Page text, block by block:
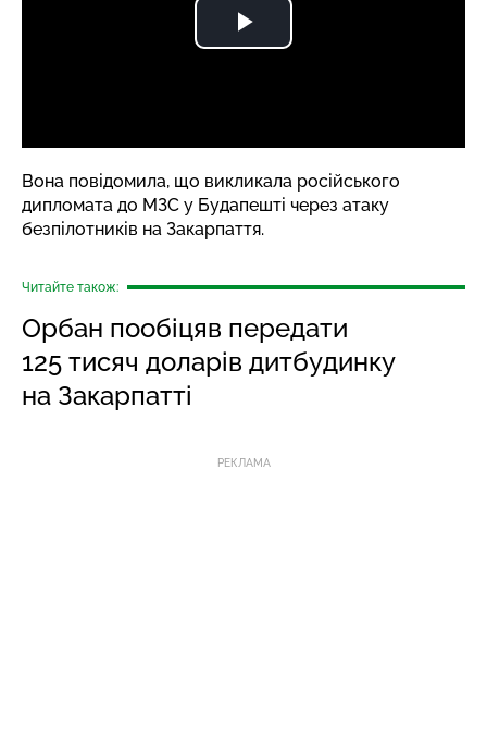
Вона повідомила, що викликала російського
дипломата до МЗС у Будапешті через атаку
безпілотників на Закарпаття.
Читайте також:
Орбан пообіцяв передати
125 тисяч доларів дитбудинку
на Закарпатті
РЕКЛАМА